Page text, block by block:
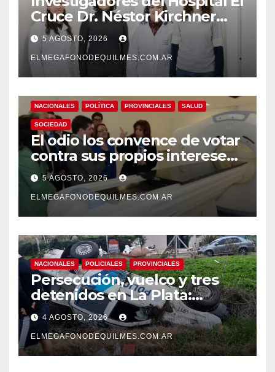
Cruce Dr. Néstor Kirchner
desarrollan un estudio
pionero sobre el
envejecimiento cerebral y las
demencias
5 AGOSTO, 2026
ELMEGAFONODEQUILMES.COM.AR
NACIONALES POLÍTICA PROVINCIALES SALUD
SOCIEDAD
El odio los convence de votar
contra sus propios intereses.
Una Sociedad atrapada en la
grieta
5 AGOSTO, 2026
ELMEGAFONODEQUILMES.COM.AR
NACIONALES POLICIALES PROVINCIALES
Persecución, vuelco y tres
detenidos en La Plata:
recuperaron motos robadas
tras un operativo policial
4 AGOSTO, 2026
ELMEGAFONODEQUILMES.COM.AR